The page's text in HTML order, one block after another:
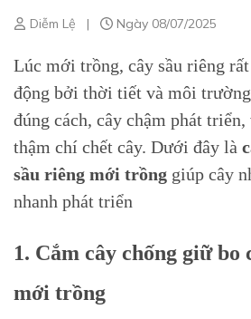
Diễm Lệ | Ngày 08/07/2025
Lúc mới trồng, cây sầu riêng
động bởi thời tiết và môi
đúng cách, cây chậm phát
thậm chí chết cây. Dưới đây là
sầu riêng mới trồng giúp cây
nhanh phát triển
1. Cắm cây chống giữ bo
mới trồng